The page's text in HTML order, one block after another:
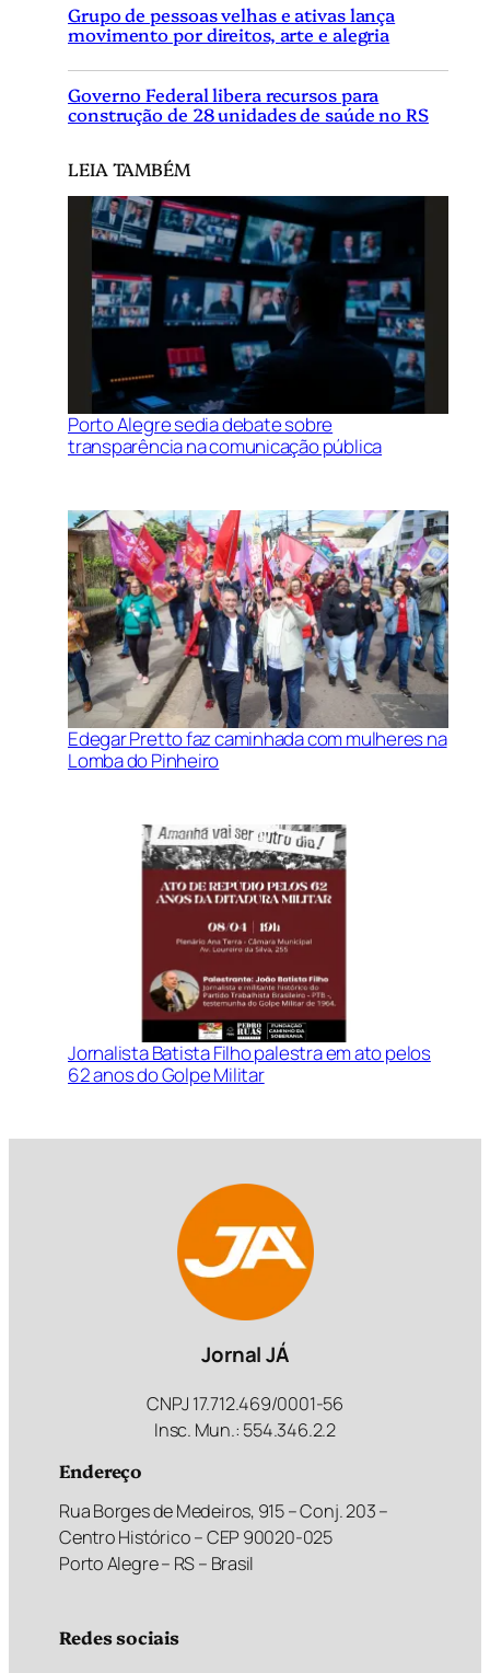
Grupo de pessoas velhas e ativas lança
movimento por direitos, arte e alegria
Governo Federal libera recursos para
construção de 28 unidades de saúde no RS
LEIA TAMBÉM
Porto Alegre sedia debate sobre
transparência na comunicação pública
Edegar Pretto faz caminhada com mulheres na
Lomba do Pinheiro
Jornalista Batista Filho palestra em ato pelos
62 anos do Golpe Militar
Jornal JÁ
CNPJ 17.712.469/0001-56
Insc. Mun.: 554.346.2.2
Endereço
Rua Borges de Medeiros, 915 – Conj. 203 –
Centro Histórico – CEP 90020-025
Porto Alegre – RS – Brasil
Redes sociais